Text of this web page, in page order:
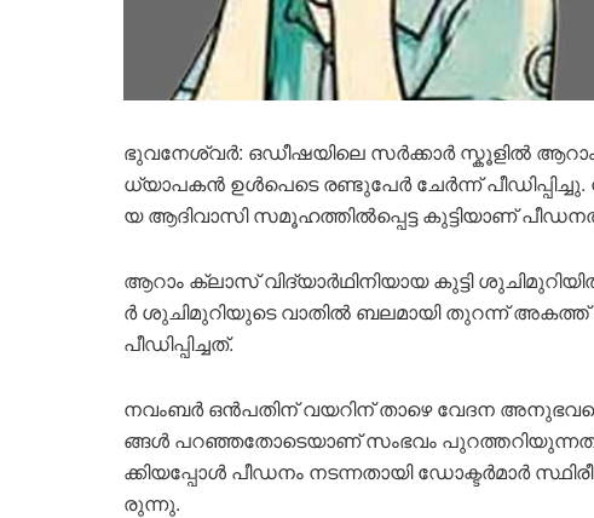
ഭു​വ​നേ​ശ്വ​ർ: ഒ​ഡീ​ഷ​യി​ലെ സ​ർ​ക്കാ​ർ സ്കൂ​ളി​ൽ
ധ്യാ​പ​ക​ൻ ഉൾപെടെ രണ്ടുപേർ ചേർന്ന്
യ ആദിവാസി സമൂഹത്തിൽപ്പെട്ട കു​ട്ടി​യാ​ണ്
ആ​റാം ക്ലാ​സ് വി​ദ്യാ​ർ​ഥി​നി​യാ​യ കു​ട്ടി
ർ ശു​ചി​മു​റി​യു​ടെ വാ​തി​ൽ ബ​ല​മാ​യി തു​റ​ന്ന് അ​ക​ത്ത്
പീ​ഡി​പ്പി​ച്ച​ത്.
ന​വം​ബ​ർ ഒ​ൻ​പ​തി​ന് വ​യ​റി​ന് താ​ഴെ വേ​ദ​ന
ങ്ങ​ൾ പ​റ​ഞ്ഞ​തോ​ടെ​യാ​ണ് സം​ഭ​വം
ക്കി​യ​പ്പോ​ൾ പീ​ഡ​നം ന​ട​ന്ന​താ​യി ഡോ​ക്ട​ർ​മാ​ർ
രു​ന്നു.